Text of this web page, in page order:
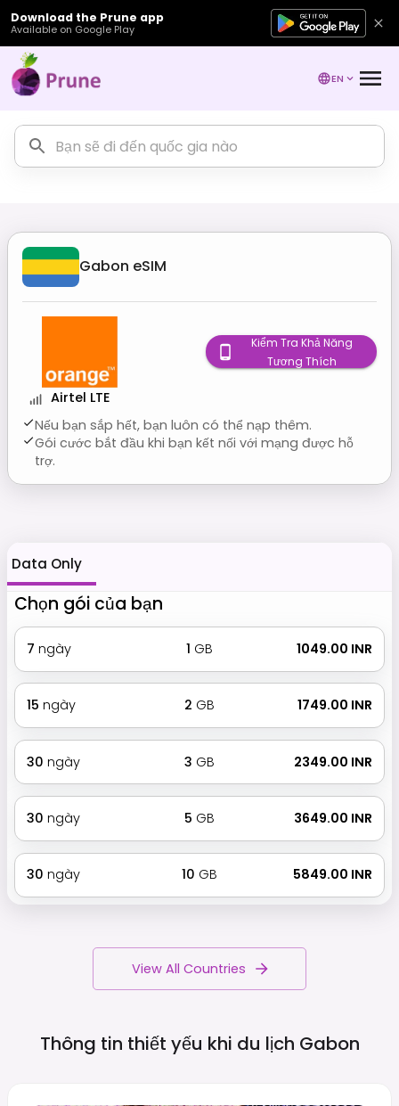
Download the Prune app
Available on Google Play
EN
Gabon eSIM
Airtel LTE
Nếu bạn sắp hết, bạn luôn có thể nạp thêm.
Gói cước bắt đầu khi bạn kết nối với mạng được hỗ
trợ.
Kiểm Tra Khả Năng
Tương Thích
Data Only
Chọn gói của bạn
7 ngày 1 GB ₹ 1049.00 INR
15 ngày 2 GB ₹ 1749.00 INR
30 ngày 3 GB ₹ 2349.00 INR
30 ngày 5 GB ₹ 3649.00 INR
30 ngày 10 GB ₹ 5849.00 INR
View All Countries
Thông tin thiết yếu khi du lịch Gabon